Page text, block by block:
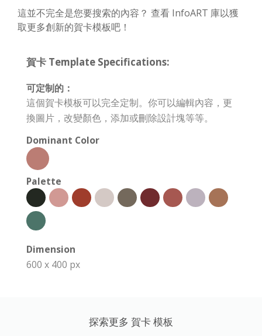
這並不完全是您要搜索的內容？ 查看 InfoART 庫以獲
取更多創新的賀卡模板吧！
賀卡 Template Specifications:
可定制的：
這個賀卡模板可以完全定制。你可以編輯內容，更
換圖片，改變顏色，添加或刪除設計塊等等。
Dominant Color
Palette
Dimension
600 x 400 px
探索更多 賀卡 模板